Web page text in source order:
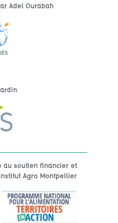
Adel Ourabah
au soutien financier et
Agro Montpellier